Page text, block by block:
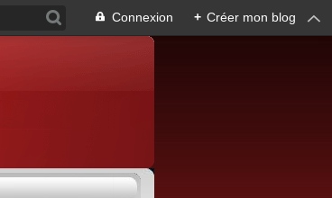
Connexion + Créer mon blog